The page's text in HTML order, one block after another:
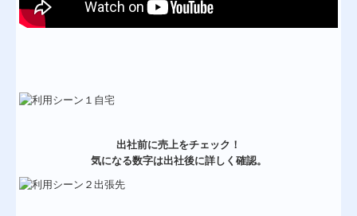
出社前に売上をチェック！
気になる数字は出社後に詳しく確認。